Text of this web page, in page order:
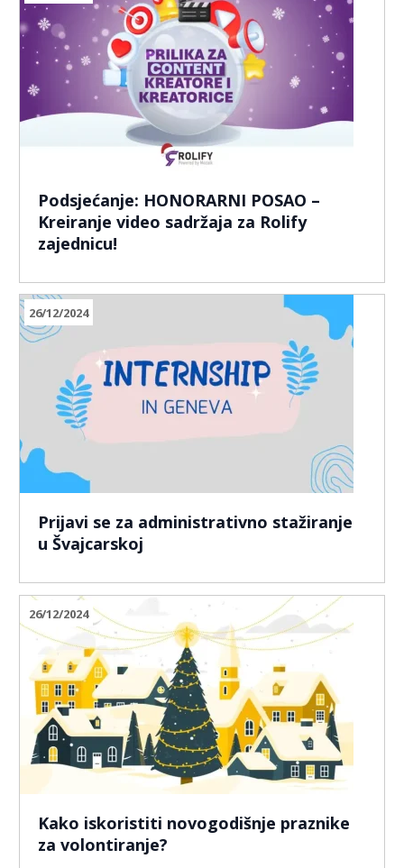
Podsjećanje: HONORARNI POSAO –
Kreiranje video sadržaja za Rolify
zajednicu!
26/12/2024
Prijavi se za administrativno stažiranje
u Švajcarskoj
26/12/2024
Kako iskoristiti novogodišnje praznike
za volontiranje?